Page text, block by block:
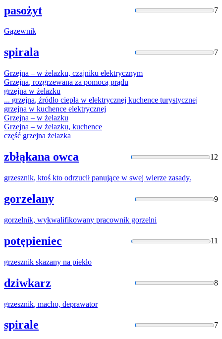
pasożyt 7
Gązewnik
spirala 7
Grzejna – w żelazku, czajniku elektrycznym
Grzejna, rozgrzewana za pomocą prądu
grzejna w żelazku
... grzejna, źródło ciepła w elektrycznej kuchence turystycznej
grzejna w kuchence elektrycznej
Grzejna – w żelazku
Grzejna – w żelazku, kuchence
część grzejna żelazka
zbłąkana owca 12
grzesznik, ktoś kto odrzucił panujące w swej wierze zasady.
gorzelany 9
gorzelnik, wykwalifikowany pracownik gorzelni
potępieniec 11
grzesznik skazany na piekło
dziwkarz 8
grzesznik, macho, deprawator
spirale 7